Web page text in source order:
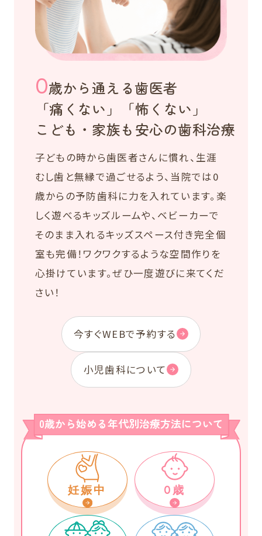
0歳から通える歯医者
「痛くない」「怖くない」
こども・家族も安心の歯科治療
子どもの時から歯医者さんに慣れ、生涯
むし歯と無縁で過ごせるよう、当院では0
歳からの予防歯科に力を入れています。楽
しく遊べるキッズルームや、ベビーカーで
そのまま入れるキッズスペース付き完全個
室も完備！ワクワクするような空間作りを
心掛けています。ぜひ一度遊びに来てくだ
さい！
今すぐWEBで予約する
小児歯科について
0歳から始める年代別治療方法について
妊娠中 0歳